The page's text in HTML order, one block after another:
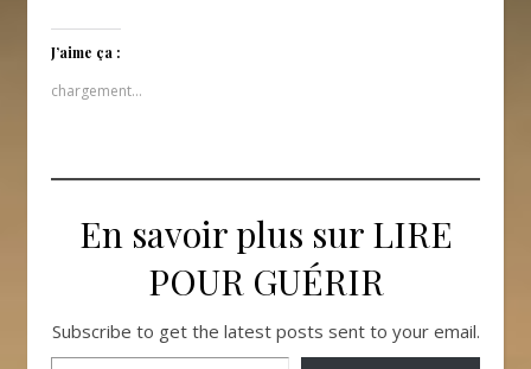
J’aime ça :
chargement…
En savoir plus sur LIRE
POUR GUÉRIR
Subscribe to get the latest posts sent to your email.
Saisissez votre adresse e-mail…